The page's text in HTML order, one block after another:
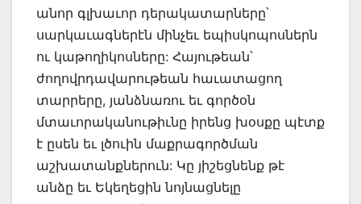
անոր գլխաւոր դերակատարները՝
սարկաւագներէն մինչեւ եպիսկոպոսներն
ու կաթողիկոսները: Հայութեան՝
ժողովրդավարութեան հաւատացող
տարրերը, յանձնառու եւ գործօն
մտաւորականութիւնը իրենց խօսքը պէտք
է ըսեն եւ լծուին մաքրագործման
աշխատանքներուն: Կը յիշեցնենք թէ
անձը եւ Եկեղեցին նոյնացնելը